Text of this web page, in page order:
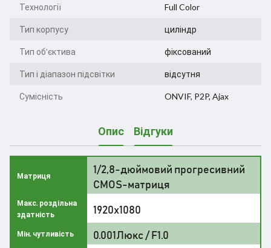
Технології Full Color
Тип корпусу циліндр
Тип об’єктива фіксований
Тип і діапазон підсвітки відсутня
Сумісність ONVIF, P2P, Ajax
Опис Відгуки
Матриця
1/2,8-дюймовий прогресивний
CMOS-матриця
Макс. роздільна
здатність
1920x1080
Мін. чутливість 0.001Люкс / F1.0